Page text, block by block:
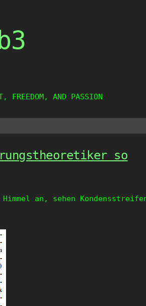
FREEDOM, AND PASSION
so
an, sehen